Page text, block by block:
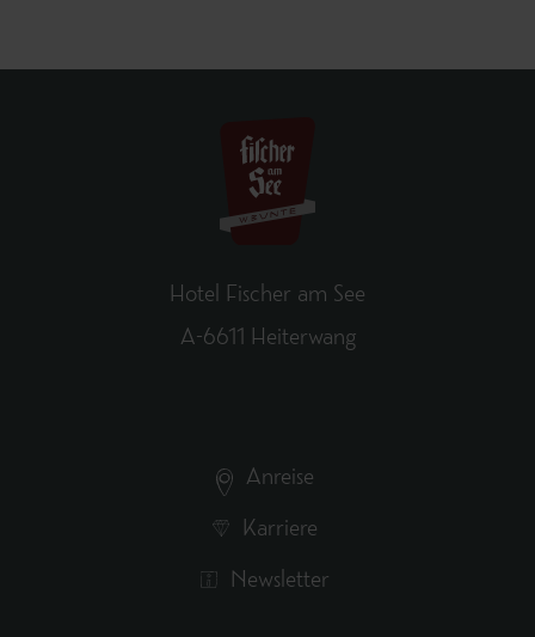
Hotel Fischer am See
A-6611 Heiterwang
Anreise
Karriere
Newsletter